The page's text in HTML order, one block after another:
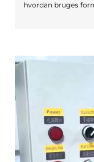
hvordan bruges